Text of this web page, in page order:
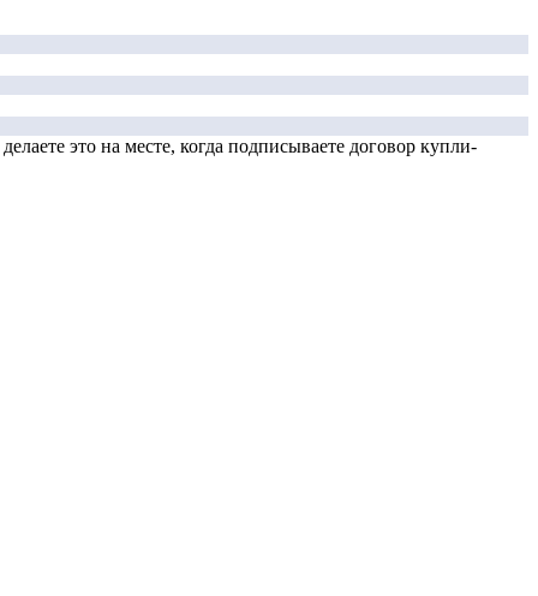
это на месте, когда подписываете договор купли-